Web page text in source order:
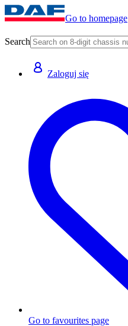
Go to homepage
Search
Zaloguj się
Go to favourites page